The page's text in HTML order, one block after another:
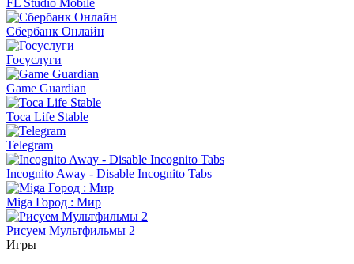
FL Studio Mobile
Сбербанк Онлайн
Госуслуги
Game Guardian
Toca Life Stable
Telegram
Incognito Away - Disable Incognito Tabs
Miga Город : Мир
Рисуем Мультфильмы 2
Игры